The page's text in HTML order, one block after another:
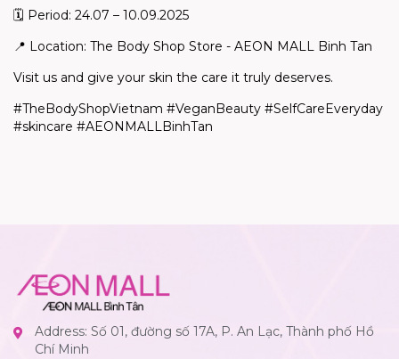
🗓️ Period: 24.07 – 10.09.2025
📍 Location: The Body Shop Store - AEON MALL Binh Tan
Visit us and give your skin the care it truly deserves.
#TheBodyShopVietnam #VeganBeauty #SelfCareEveryday
#skincare #AEONMALLBinhTan
Address: Số 01, đường số 17A, P. An Lạc, Thành phố Hồ
Chí Minh